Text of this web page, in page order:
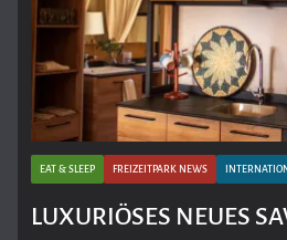
EAT & SLEEP FREIZEITPARK NEWS
LUXURIÖSES NEUES